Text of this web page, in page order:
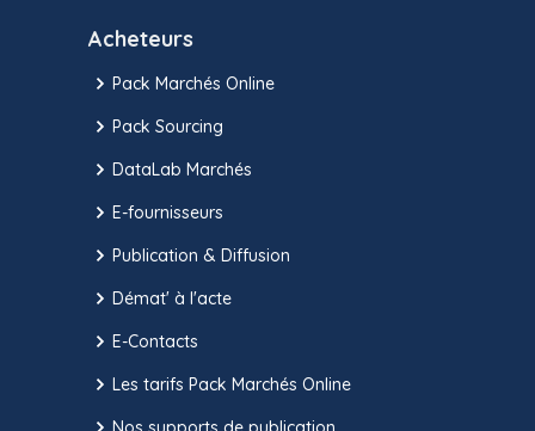
Acheteurs
Pack Marchés Online
Pack Sourcing
DataLab Marchés
E-fournisseurs
Publication & Diffusion
Démat' à l'acte
E-Contacts
Les tarifs Pack Marchés Online